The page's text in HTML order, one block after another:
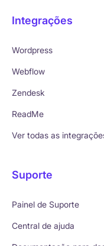
Integrações
Wordpress
Webflow
Zendesk
ReadMe
Ver todas as
Suporte
Painel de Suporte
Central de ajuda